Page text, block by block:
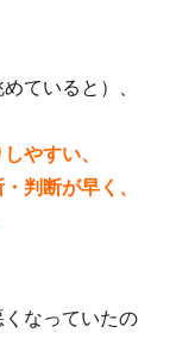
ていると）、
やすい、
判断が早く、
なっていたの